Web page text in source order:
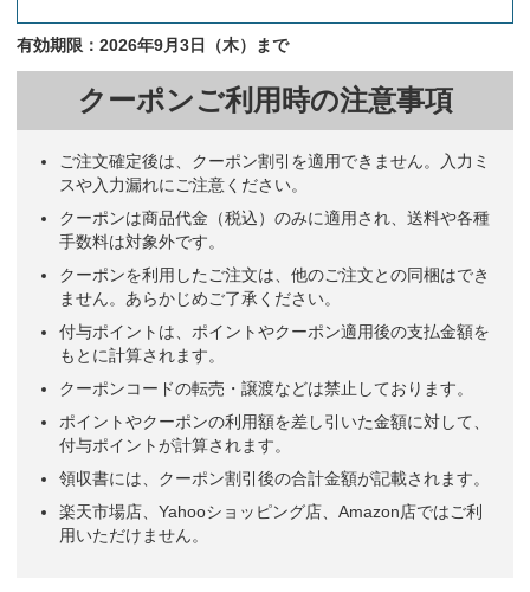
有効期限：2026年9月3日（木）まで
クーポンご利用時の注意事項
ご注文確定後は、クーポン割引を適用できません。入力ミ
スや入力漏れにご注意ください。
クーポンは商品代金（税込）のみに適用され、送料や各種
手数料は対象外です。
クーポンを利用したご注文は、他のご注文との同梱はでき
ません。あらかじめご了承ください。
付与ポイントは、ポイントやクーポン適用後の支払金額を
もとに計算されます。
クーポンコードの転売・譲渡などは禁止しております。
ポイントやクーポンの利用額を差し引いた金額に対して、
付与ポイントが計算されます。
領収書には、クーポン割引後の合計金額が記載されます。
楽天市場店、Yahooショッピング店、Amazon店ではご利
用いただけません。